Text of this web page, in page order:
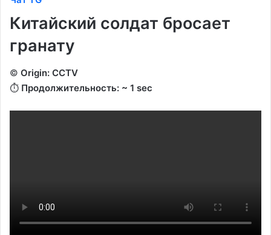
Китайский солдат бросает
гранату
©️ Origin: CCTV
⏱️ Продолжительность: ~ 1 sec